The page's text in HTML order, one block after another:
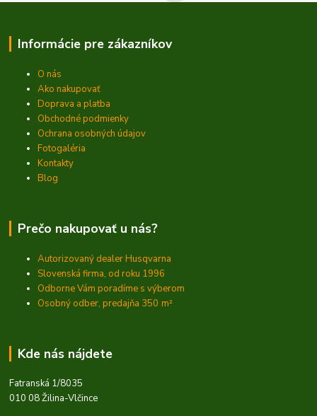
Informácie pre zákazníkov
O nás
Ako nakupovať
Doprava a platba
Obchodné podmienky
Ochrana osobných údajov
Fotogaléria
Kontakty
Blog
Prečo nakupovať u nás?
Autorizovaný dealer Husqvarna
Slovenská firma, od roku 1996
Odborne Vám poradíme s výberom
Osobný odber, predajňa 350 m²
Kde nás nájdete
Fatranská 1/8035
010 08 Žilina-Vlčince